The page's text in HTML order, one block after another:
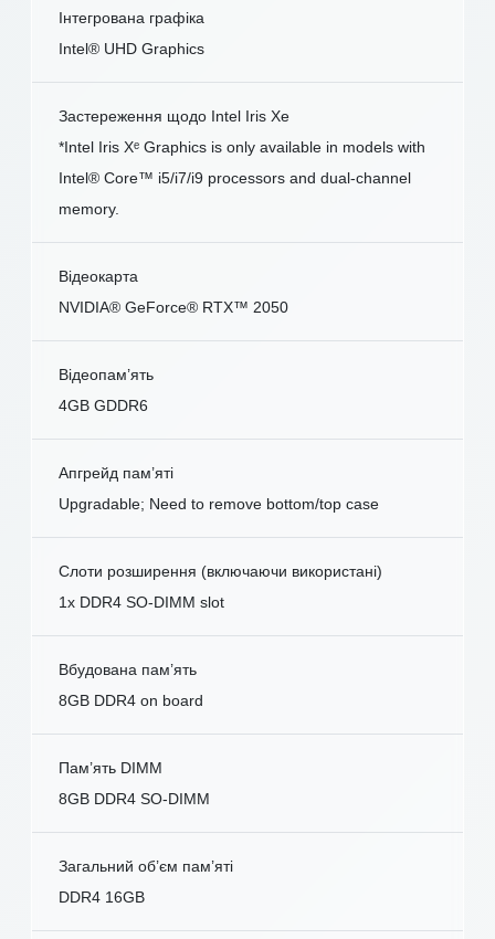
Інтегрована графіка
Intel® UHD Graphics
Застереження щодо Intel Iris Xe
*Intel Iris Xᵉ Graphics is only available in models with
Intel® Core™ i5/i7/i9 processors and dual-channel
memory.
Відеокарта
NVIDIA® GeForce® RTX™ 2050
Відеопам’ять
4GB GDDR6
Апгрейд пам’яті
Upgradable; Need to remove bottom/top case
Слоти розширення (включаючи використані)
1x DDR4 SO-DIMM slot
Вбудована пам’ять
8GB DDR4 on board
Пам’ять DIMM
8GB DDR4 SO-DIMM
Загальний об’єм пам’яті
DDR4 16GB